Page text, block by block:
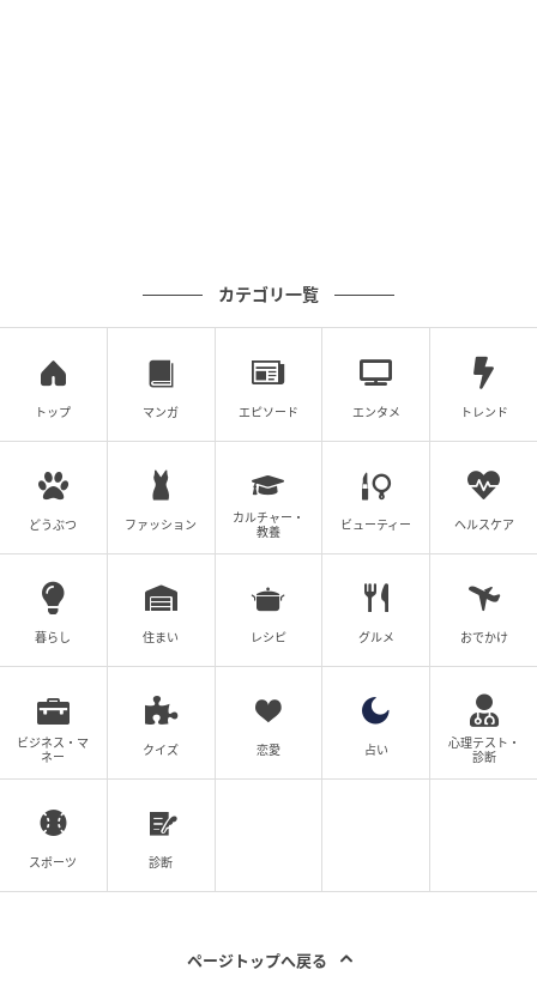
元記事で読む
次の記事
【人生逆転！私の勝ち】「期待に応えなけれ
の記事をもっとみる
カテゴリ一覧
トップ マンガ エピソード エンタメ トレンド
どうぶつ ファッション
カルチャー・
教養
ビューティー ヘルスケア
暮らし 住まい レシピ グルメ おでかけ
ビジネス・マ
ネー
クイズ 恋愛 占い
心理テスト・
診断
スポーツ 診断
ページトップへ戻る